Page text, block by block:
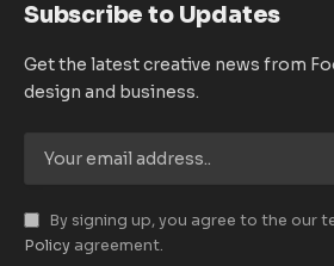
Subscribe to Updates
Get the latest creative news from
design and business.
By signing up, you agree to the our
Policy agreement.